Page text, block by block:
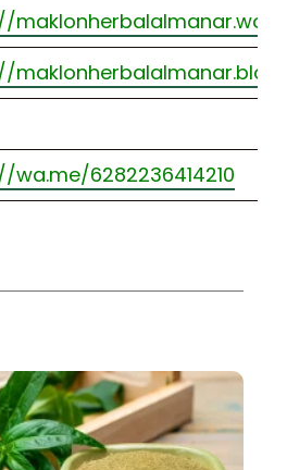
wa.me/6282236414210